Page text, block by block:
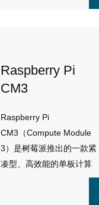
Raspberry Pi
CM3
Raspberry Pi
CM3（Compute Module
3）是树莓派推出的一款紧
凑型、高效能的单板计算